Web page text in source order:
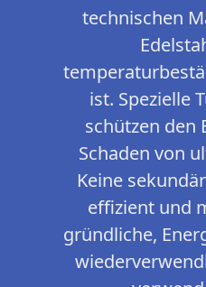
technischen
ist. Spezielle
schützen den
Schaden von
Keine
effizient und
gründliche,